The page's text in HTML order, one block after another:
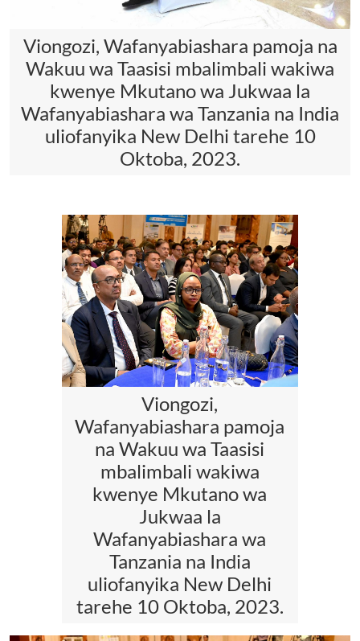
Viongozi, Wafanyabiashara pamoja na
Wakuu wa Taasisi mbalimbali wakiwa
kwenye Mkutano wa Jukwaa la
Wafanyabiashara wa Tanzania na India
uliofanyika New Delhi tarehe 10
Oktoba, 2023.
Viongozi,
Wafanyabiashara pamoja
na Wakuu wa Taasisi
mbalimbali wakiwa
kwenye Mkutano wa
Jukwaa la
Wafanyabiashara wa
Tanzania na India
uliofanyika New Delhi
tarehe 10 Oktoba, 2023.